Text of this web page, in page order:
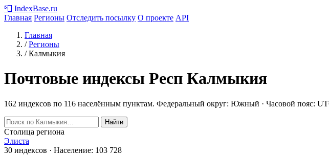
📮 IndexBase.ru
Главная Регионы Отследить посылку О проекте API
Главная
/ Регионы
/ Калмыкия
Почтовые индексы Респ Калмыкия
162 индексов по 116 населённым пунктам. Федеральный округ: Южный · Часовой пояс:
Найти
Столица региона
Элиста
30 индексов · Население: 103 728